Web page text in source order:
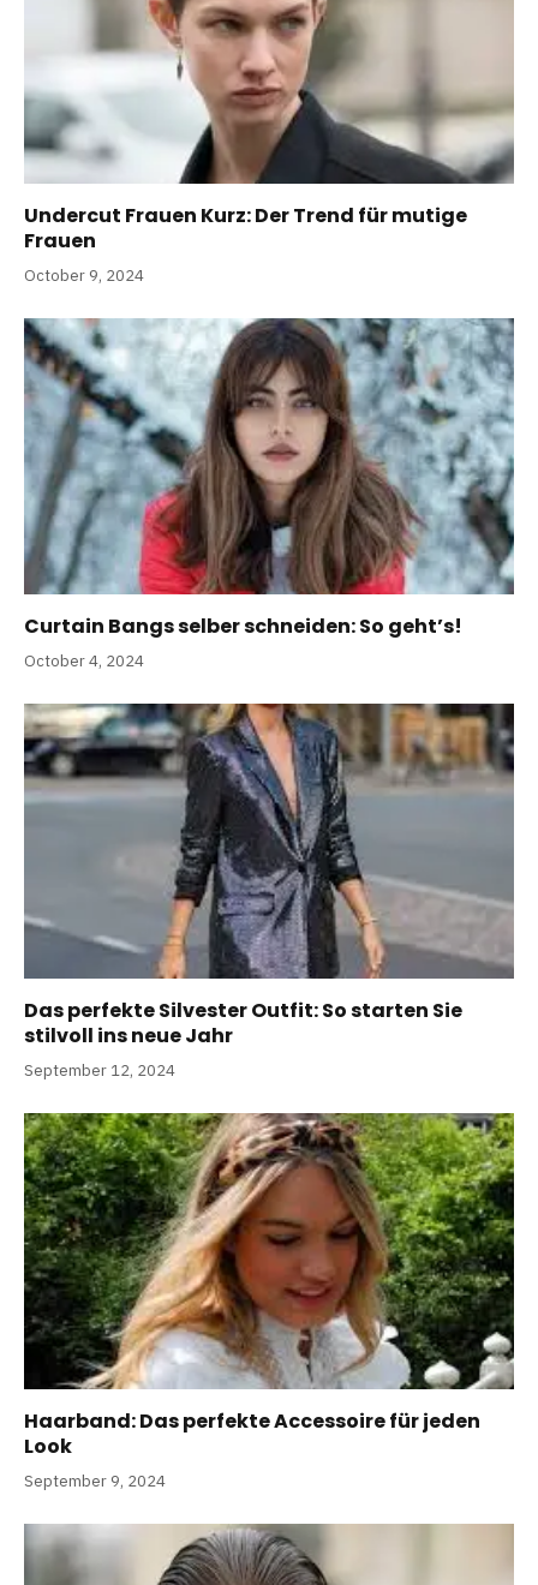
Undercut Frauen Kurz: Der Trend für mutige
Frauen
October 9, 2024
Curtain Bangs selber schneiden: So geht’s!
October 4, 2024
Das perfekte Silvester Outfit: So starten Sie
stilvoll ins neue Jahr
September 12, 2024
Haarband: Das perfekte Accessoire für jeden
Look
September 9, 2024